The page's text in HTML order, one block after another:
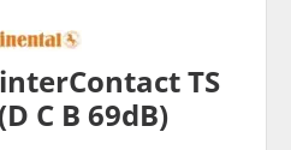
TS
C B 69dB)